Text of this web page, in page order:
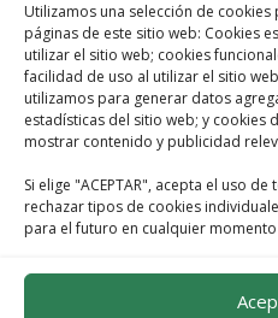
Utilizamos una selección de
páginas de este sitio web: Cookies
utilizar el sitio web; cookies
facilidad de uso al utilizar el sitio
utilizamos para generar datos
estadísticas del sitio web; y cookies
mostrar contenido y publicidad
Si elige "ACEPTAR", acepta el uso
rechazar tipos de cookies
para el futuro en cualquier momento
Mare de Deu de Montserrat,
08041 Barcelona
M. 685 488 135 | 674 346
F. 932 198 019
info@vertifachadas.com
Política de Cookies